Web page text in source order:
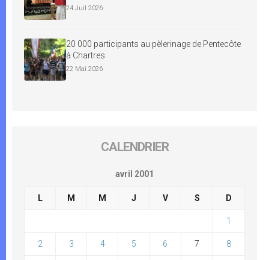
24 Juil 2026
20 000 participants au pèlerinage de Pentecôte
à Chartres
22 Mai 2026
CALENDRIER
avril 2001
L M M J V S D
1
2 3 4 5 6 7 8